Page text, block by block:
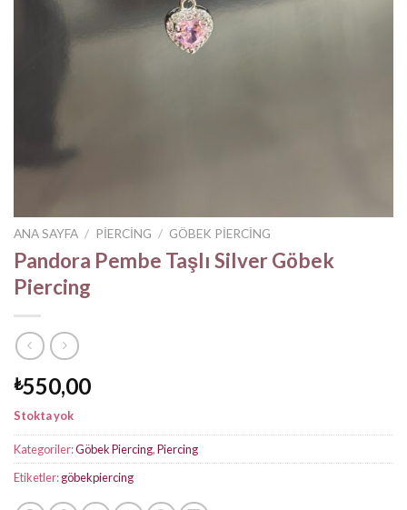
ANA SAYFA / PIERCING / GÖBEK PIERCING
Pandora Pembe Taşlı Silver Göbek
Piercing
₺550,00
Stokta yok
Kategoriler:Göbek Piercing,Piercing
Etiketler:göbekpiercing